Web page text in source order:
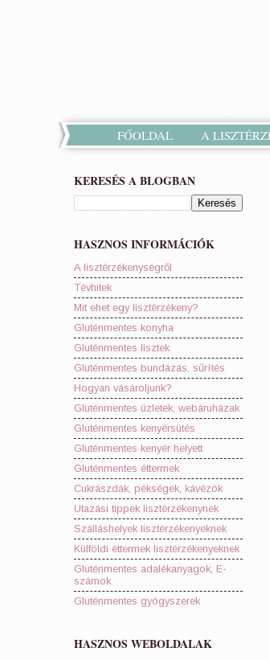
FŐOLDAL A
KERESÉS A BLOGBAN
HASZNOS INFORMÁCIÓK
A lisztérzékenységről
Tévhitek
Mit ehet egy lisztérzékeny?
Gluténmentes konyha
Gluténmentes lisztek
Gluténmentes bundázás, sűrítés
Hogyan vásároljunk?
Gluténmentes üzletek, webáruházak
Gluténmentes kenyérsütés
Gluténmentes kenyér helyett
Gluténmentes éttermek
Cukrászdák, pékségek, kávézók
Utazási tippek lisztérzékenynek
Szálláshelyek lisztérzékenyeknek
Külföldi éttermek lisztérzékenyeknek
Gluténmentes adalékanyagok, E-
számok
Gluténmentes gyógyszerek
HASZNOS WEBOLDALAK